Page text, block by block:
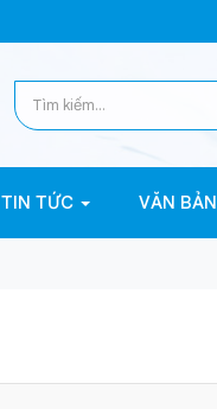
TIN TỨC VĂN BẢN